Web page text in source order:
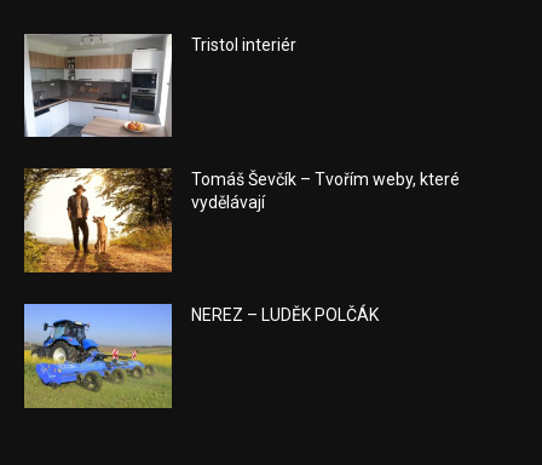
Tristol interiér
Tomáš Ševčík – Tvořím weby, které
vydělávají
NEREZ – LUDĚK POLČÁK